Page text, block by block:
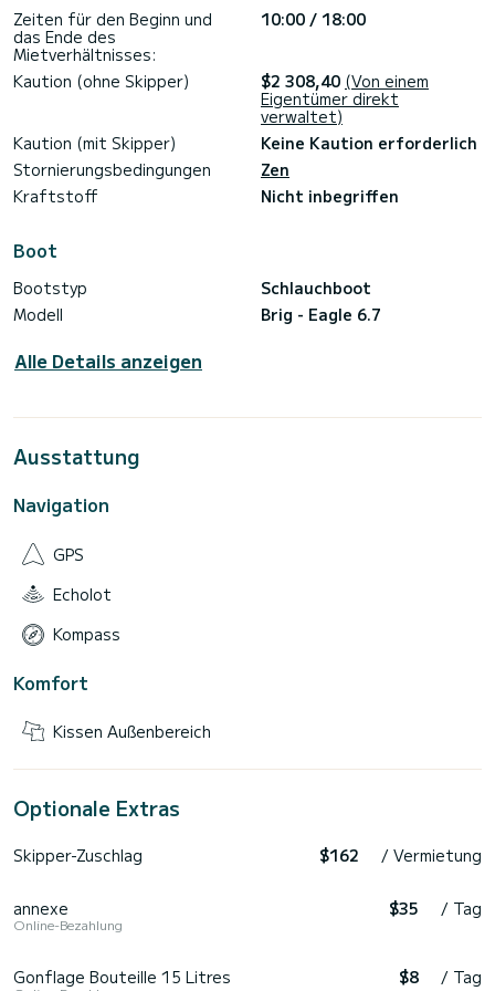
Zeiten für den Beginn und
das Ende des
Mietverhältnisses:
10:00 / 18:00
Kaution (ohne Skipper) $2 308,40 (Von einem
Eigentümer direkt
verwaltet)
Kaution (mit Skipper)
Keine Kaution erforderlich
Stornierungsbedingungen
Zen
Kraftstoff
Nicht inbegriffen
Boot
Bootstyp
Schlauchboot
Modell
Brig - Eagle 6.7
Alle Details anzeigen
Ausstattung
Navigation
GPS
Echolot
Kompass
Komfort
Kissen Außenbereich
Optionale Extras
Skipper-Zuschlag $162 / Vermietung
annexe
Online-Bezahlung
$35 / Tag
Gonflage Bouteille 15 Litres $8 / Tag